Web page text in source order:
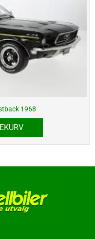
1968